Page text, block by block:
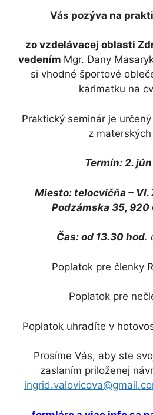
Vás pozýva na
zo vzdelávacej oblasti
vedením Mgr. Dany
si vhodné športové
karimatku na
Praktický seminár je
z
Termín: 2.
Miesto: telocvičňa – VI.
Podzámska 35, 920
Čas: od 13.30 hod.
Poplatok pre členky
Poplatok pre
Poplatok uhradíte v
Prosíme Vás, aby ste
zaslaním priloženej